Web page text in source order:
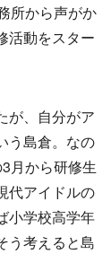
所から声がか
活動をスター
が、自分がア
う島倉。なの
月から研修生
代アイドルの
小学校高学年
う考えると島